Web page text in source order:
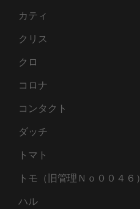
カティ
クリス
クロ
コロナ
コンタクト
ダッチ
トマト
トモ（旧管理Ｎｏ００４６）
ハル